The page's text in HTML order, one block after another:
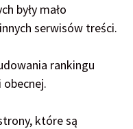
były mało
serwisów treści.
rankingu
które są